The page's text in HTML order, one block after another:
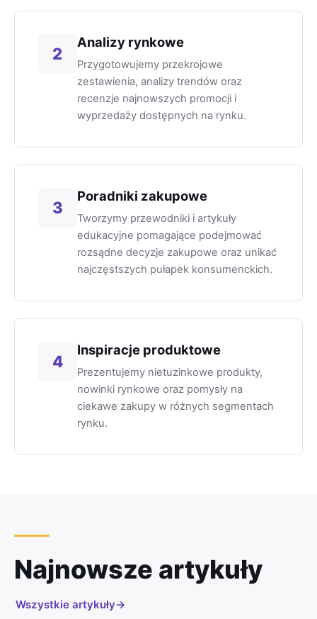
2
Analizy rynkowe
Przygotowujemy przekrojowe
zestawienia, analizy trendów oraz
recenzje najnowszych promocji i
wyprzedaży dostępnych na rynku.
3
Poradniki zakupowe
Tworzymy przewodniki i artykuły
edukacyjne pomagające podejmować
rozsądne decyzje zakupowe oraz unikać
najczęstszych pułapek konsumenckich.
4
Inspiracje produktowe
Prezentujemy nietuzinkowe produkty,
nowinki rynkowe oraz pomysły na
ciekawe zakupy w różnych segmentach
rynku.
Najnowsze artykuły
Wszystkie artykuły